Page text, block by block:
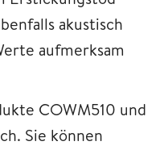
akustisch
aufmerksam
COWM510 und
Sie können